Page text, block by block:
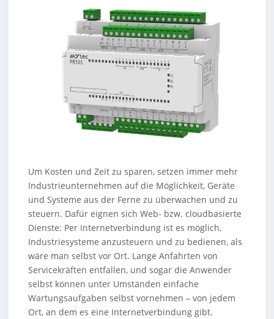
Um Kosten und Zeit zu sparen, setzen immer mehr
Industrieunternehmen auf die Möglichkeit, Geräte
und Systeme aus der Ferne zu überwachen und zu
steuern. Dafür eignen sich Web- bzw. cloudbasierte
Dienste: Per Internetverbindung ist es möglich,
Industriesysteme anzusteuern und zu bedienen, als
wäre man selbst vor Ort. Lange Anfahrten von
Servicekräften entfallen, und sogar die Anwender
selbst können unter Umständen einfache
Wartungsaufgaben selbst vornehmen – von jedem
Ort, an dem es eine Internetverbindung gibt.